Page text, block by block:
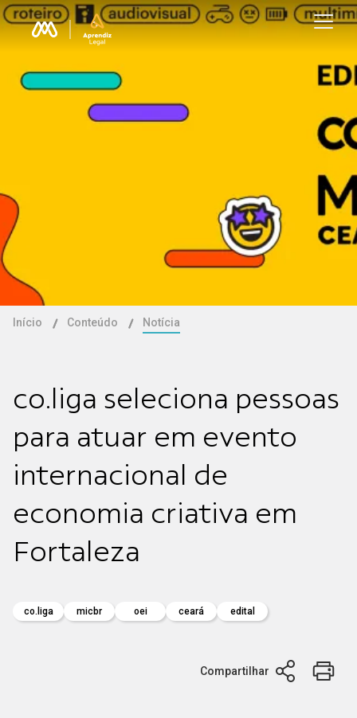
Início Conteúdo Notícia
co.liga seleciona pessoas
para atuar em evento
internacional de
economia criativa em
Fortaleza
co.liga micbr oei ceará edital
Compartilhar